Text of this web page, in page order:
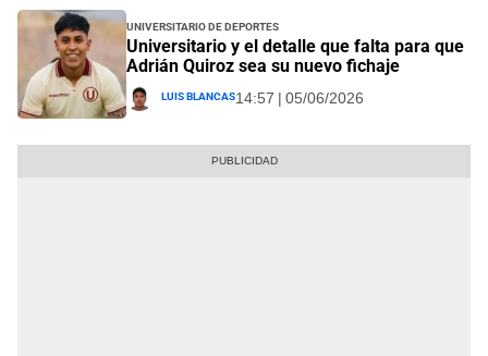
Universitario de Deportes
Universitario y el detalle que falta para que
Adrián Quiroz sea su nuevo fichaje
Luis Blancas14:57 | 05/06/2026